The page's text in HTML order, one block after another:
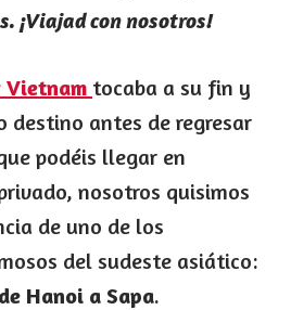
¡Viajad con nosotros!
Vietnam tocaba a su fin y
destino antes de regresar
podéis llegar en
nosotros quisimos
de uno de los
del sudeste asiático:
Hanoi a Sapa.